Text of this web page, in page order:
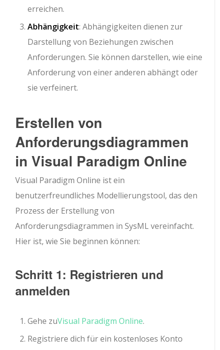
erreichen.
Abhängigkeit: Abhängigkeiten dienen zur
Darstellung von Beziehungen zwischen
Anforderungen. Sie können darstellen, wie eine
Anforderung von einer anderen abhängt oder
sie verfeinert.
Erstellen von
Anforderungsdiagrammen
in Visual Paradigm Online
Visual Paradigm Online ist ein
benutzerfreundliches Modellierungstool, das den
Prozess der Erstellung von
Anforderungsdiagrammen in SysML vereinfacht.
Hier ist, wie Sie beginnen können:
Schritt 1: Registrieren und
anmelden
Gehe zuVisual Paradigm Online.
Registriere dich für ein kostenloses Konto